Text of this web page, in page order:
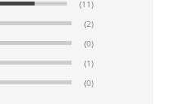
(11)
(2)
(0)
(1)
(0)